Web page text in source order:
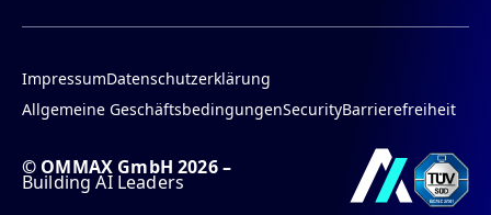
© OMMAX GmbH 2026 –
Building AI Leaders
ImpressumDatenschutzerklärung
Allgemeine GeschäftsbedingungenSecurityBarrierefreiheit